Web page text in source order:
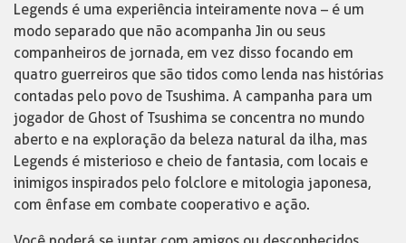
Legends é uma experiência inteiramente nova – é um
modo separado que não acompanha Jin ou seus
companheiros de jornada, em vez disso focando em
quatro guerreiros que são tidos como lenda nas histórias
contadas pelo povo de Tsushima. A campanha para um
jogador de Ghost of Tsushima se concentra no mundo
aberto e na exploração da beleza natural da ilha, mas
Legends é misterioso e cheio de fantasia, com locais e
inimigos inspirados pelo folclore e mitologia japonesa,
com ênfase em combate cooperativo e ação.